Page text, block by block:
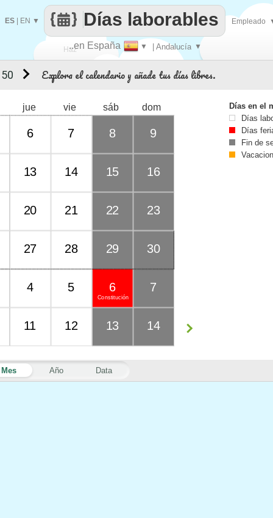
Haz..en España ▼ | Andalucía ▼
Días laborables
ES EN ▼ Empleado
Explora el calendario y añade tus días libres.
Mes Año Data
jue vie sáb dom
6 7 8 9
13 14 15 16
20 21 22 23
27 28 29 30
4 5
Constitución
6 7
11 12 13 14
Días en el
Días
Días
Fin de